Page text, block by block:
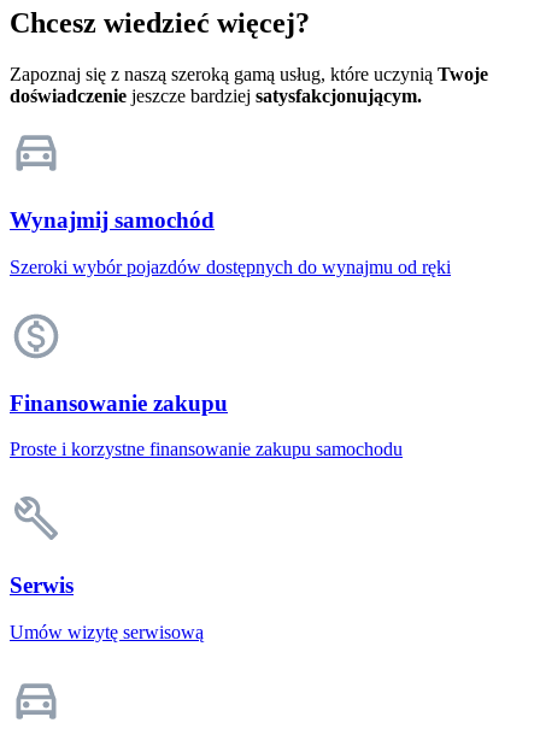
Chcesz wiedzieć więcej?
Zapoznaj się z naszą szeroką gamą usług, które uczynią Twoje
doświadczenie jeszcze bardziej satysfakcjonującym.
Wynajmij samochód
Szeroki wybór pojazdów dostępnych do wynajmu od ręki
Finansowanie zakupu
Proste i korzystne finansowanie zakupu samochodu
Serwis
Umów wizytę serwisową